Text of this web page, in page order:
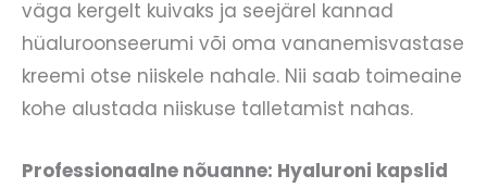
väga kergelt kuivaks ja seejärel kannad
hüaluroonseerumi või oma vananemisvastase
kreemi otse niiskele nahale. Nii saab toimeaine
kohe alustada niiskuse talletamist nahas.
Professionaalne nõuanne: Hyaluroni kapslid